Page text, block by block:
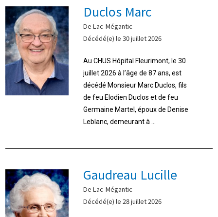
Duclos Marc
De Lac-Mégantic
Décédé(e) le 30 juillet 2026
Au CHUS Hôpital Fleurimont, le 30
juillet 2026 à l’âge de 87 ans, est
décédé Monsieur Marc Duclos, fils
de feu Elodien Duclos et de feu
Germaine Martel, époux de Denise
Leblanc, demeurant à ...
Gaudreau Lucille
De Lac-Mégantic
Décédé(e) le 28 juillet 2026